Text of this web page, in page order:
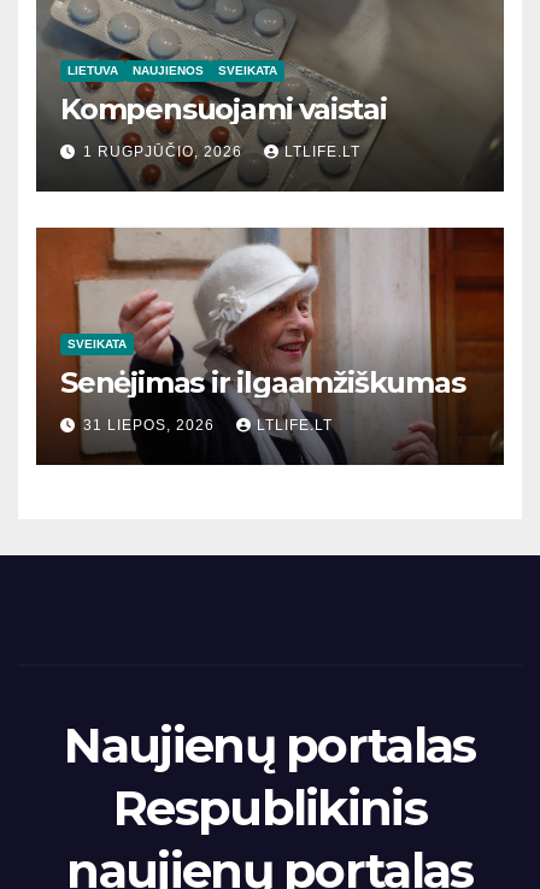
LIETUVA NAUJIENOS SVEIKATA
Kompensuojami vaistai
1 RUGPJŪČIO, 2026 LTLIFE.LT
SVEIKATA
Senėjimas ir ilgaamžiškumas
31 LIEPOS, 2026 LTLIFE.LT
Naujienų portalas
Respublikinis
naujienų portalas